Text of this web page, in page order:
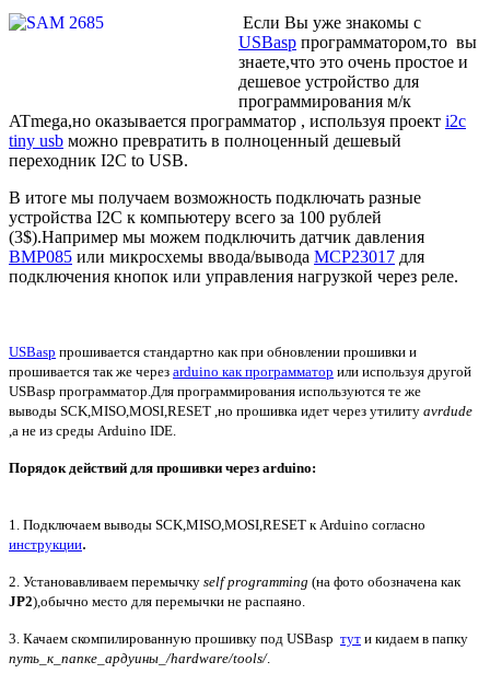
Если Вы уже знакомы с
USBasp программатором,то вы
знаете,что это очень простое и
дешевое устройство для
программирования м/к
ATmega,но оказывается программатор , используя проект i2c
tiny usb можно превратить в полноценный дешевый
переходник I2C to USB.
В итоге мы получаем возможность подключать разные
устройства I2C к компьютеру всего за 100 рублей
(3$).Например мы можем подключить датчик давления
BMP085 или микросхемы ввода/вывода MCP23017 для
подключения кнопок или управления нагрузкой через реле.
USBasp прошивается стандартно как при обновлении прошивки и
прошивается так же через arduino как программатор или используя другой
USBasp программатор .Для программирования используются те же
выводы SCK,MISO,MOSI ,RESET ,но прошивка идет через утилиту avrdude
,а не из среды Arduino IDE.
Порядок действий для прошивки через arduino:
1. Подключаем выводы SCK,MISO,MOSI ,RESET к Arduino согласно
инструкции.
2. Установавливаем перемычку self programming (на фото обозначена как
JP2),обычно место для перемычки не распаяно.
3. Качаем скомпилированную прошивку под USBasp тут и кидаем в папку
путь_к_папке_ардуины_/hardware/tools/.